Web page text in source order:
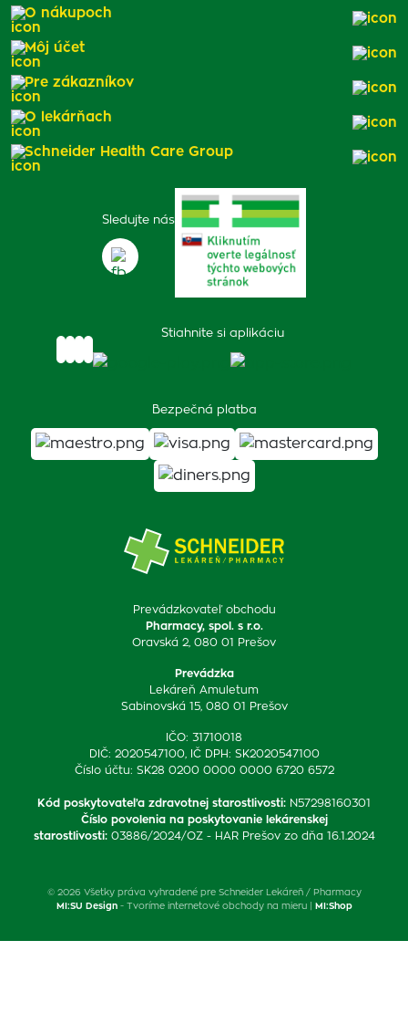
Prevádzkovateľ obchodu
Pharmacy, spol. s r.o.
Oravská 2, 080 01 Prešov
Prevádzka
Lekáreň Amuletum
Sabinovská 15, 080 01 Prešov
IČO: 31710018
DIČ: 2020547100, IČ DPH: SK2020547100
Číslo účtu: SK28 0200 0000 0000 6720 6572
Kód poskytovateľa zdravotnej starostlivosti: N57298160301
Číslo povolenia na poskytovanie lekárenskej
starostlivosti: 03886/2024/OZ - HAR Prešov zo dňa 16.1.2024
Sledujte nás
Stiahnite si aplikáciu
Bezpečná platba
O nákupoch
Môj účet
Pre zákazníkov
O lekárňach
Schneider Health Care Group
© 2026 Všetky práva vyhradené pre Schneider Lekáreň / Pharmacy
MI:SU Design- Tvoríme internetové obchody na mieru | MI:Shop